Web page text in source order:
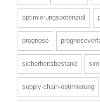
optimierungspotenzial
prognose
sicherheitsbestand
supply-chain-optimierung